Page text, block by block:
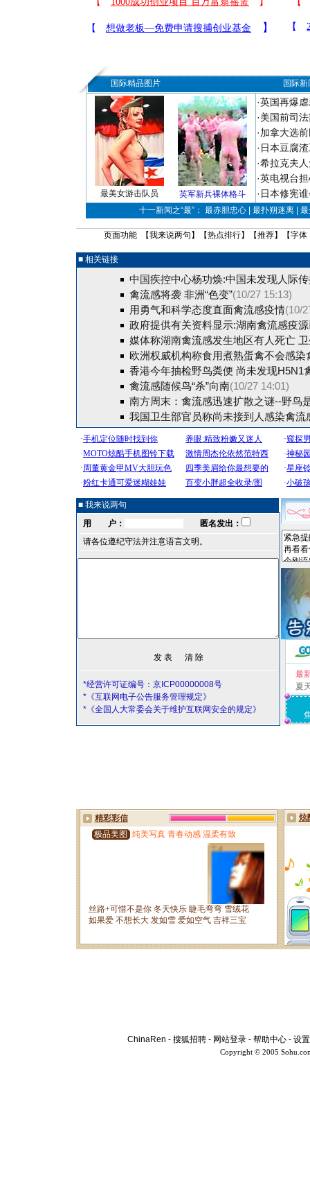
国际精品图片 国际
最美女游击队员 英军新兵裸体格斗
·英国再爆
·美国前司
·加拿大选
· 日本豆腐
·希拉克夫
·英电视台
· 日本修宪
十一新闻之“最”： 最赤胆忠心 | 最扑朔迷离 |
页面功能 【我来说两句 】【热点排行】【推荐】【字体
■ 相关链接
中国疾控中心杨功焕:中国未发现人际
禽流感将袭 非洲“色变”(10/27 15:13)
用勇气和科学态度直面禽流感疫情(10/
政府提供有关资料显示:湖南禽流感疫
媒体称湖南禽流感发生地区有人死亡
欧洲权威机构称食用煮熟蛋禽不会感染
香港今年抽检野鸟粪便 尚未发现H5N1
禽流感随候鸟“杀”向南(10/27 14:01)
南方周末：禽流感迅速扩散之谜--野鸟
我国卫生部官员称尚未接到人感染禽流
■ 我来说两句
用 户：
匿名发出：
请各位遵纪守法并注意语言文明。
*经营许可证编号：京ICP00000008号
*《互联网电子公告服务管理规定》
*《全国人大常委会关于维护互联网安全的规定》
最
夏
ChinaRen - 搜狐招聘 - 网站登录 - 帮助中心 - 设
Copyright © 2005